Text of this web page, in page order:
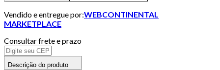
Vendido e entregue por:WEBCONTINENTAL
MARKETPLACE
Consultar frete e prazo
Descrição do produto